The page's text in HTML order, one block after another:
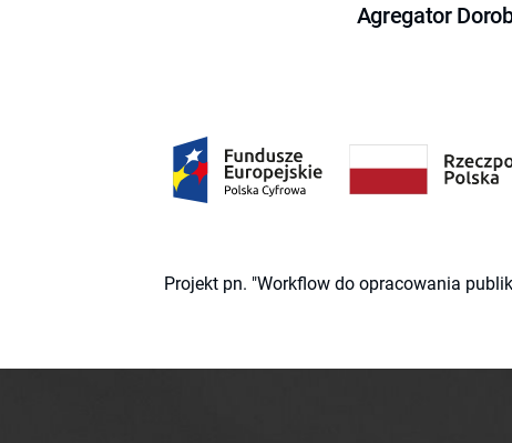
Agregator
Projekt pn. "Workflow do opracowania